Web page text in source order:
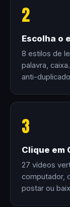
2
Escolha o
8 estilos de
palavra,
anti-
3
Clique em
27 vídeos
computador,
postar ou